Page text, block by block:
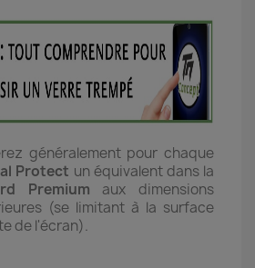
généralement pour chaque
Protect un équivalent dans la
Premium aux dimensions
(se limitant à la surface
de l'écran).